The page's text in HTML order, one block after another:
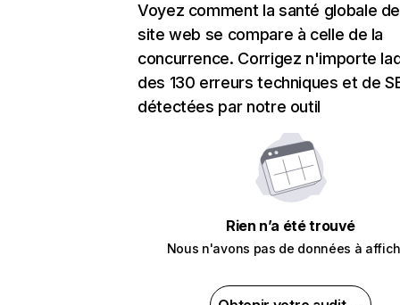
Voyez comment la santé globale
site web se compare à celle de la
concurrence. Corrigez n'importe
des 130 erreurs techniques et de
détectées par notre outil
Rien n’a été trouvé
Nous n'avons pas de données à